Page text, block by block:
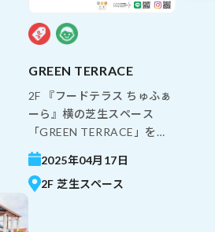
GREEN TERRACE
2F 『フードテラス ちゅふぁ
ーら』横の芝生スペース
「GREEN TERRACE」をぜ
ひご利用ください♪ 開放的
な空と一面に広がる緑の芝
生スペースで ゆったりとし
2025年04月17日
2F 芝生スペース